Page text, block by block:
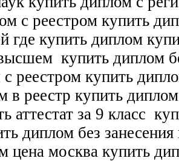
с реестром купить
где купить диплом
купить диплом
реестром купить
в реестр купить
аттестат за 9 класс
диплом без
цена москва купить